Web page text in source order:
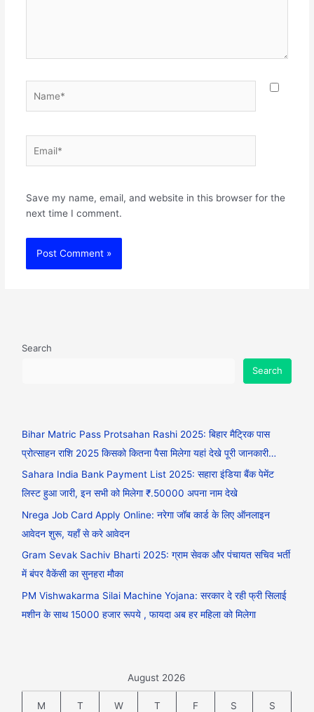
Save my name, email, and website in this browser for the
next time I comment.
Search
Search
Bihar Matric Pass Protsahan Rashi 2025: बिहार मैट्रिक पास
प्रोत्साहन राशि 2025 किसको कितना पैसा मिलेगा यहां देखे पूरी जानकारी…
Sahara India Bank Payment List 2025: सहारा इंडिया बैंक पेमेंट
लिस्ट हुआ जारी, इन सभी को मिलेगा ₹.50000 अपना नाम देखे
Nrega Job Card Apply Online: नरेगा जॉब कार्ड के लिए ऑनलाइन
आवेदन शुरू, यहाँ से करे आवेदन
Gram Sevak Sachiv Bharti 2025: ग्राम सेवक और पंचायत सचिव भर्ती
में बंपर वैकेंसी का सुनहरा मौका
PM Vishwakarma Silai Machine Yojana: सरकार दे रही फ्री सिलाई
मशीन के साथ 15000 हजार रूपये , फायदा अब हर महिला को मिलेगा
August 2026
M T W T F S S